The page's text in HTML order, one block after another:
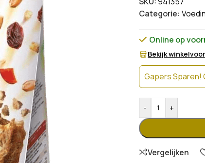
Categorie:
Online op
Bekijk
Gapers Sparen!
- +
Vergelijken